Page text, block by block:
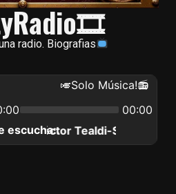
radio. Biografias